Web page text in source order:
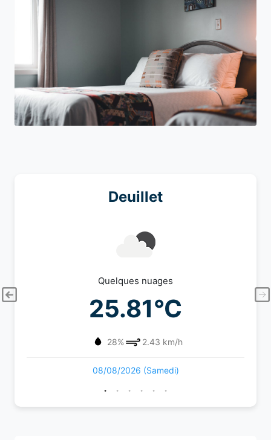
Deuillet
Quelques nuages
25.81°C
28% 2.43 km/h
08/08/2026 (Samedi)